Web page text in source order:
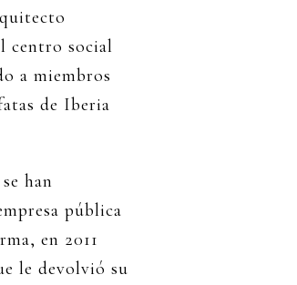
centro social
a miembros
de Iberia
han
pública
en 2011
le devolvió su